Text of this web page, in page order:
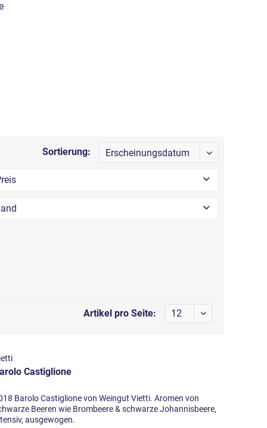
Sortierung:
Artikel pro Seite:
Castiglione
Barolo Castiglione von Weingut Vietti. Aromen von
Beeren wie Brombeere & schwarze Johannisbeere,
ausgewogen.